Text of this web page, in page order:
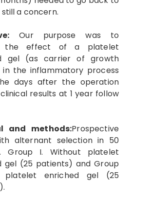
a concern.
Our purpose was to
the effect of a platelet
gel (as carrier of growth
the inflammatory process
days after the operation
results at 1 year follow
and methods:Prospective
alternant selection in 50
Group I. Without platelet
gel (25 patients) and Group
platelet enriched gel (25